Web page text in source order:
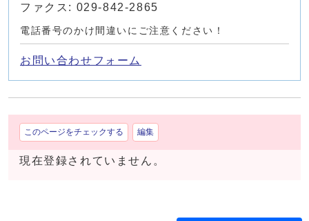
ファクス: 029-842-2865
電話番号のかけ間違いにご注意ください！
お問い合わせフォーム
このページをチェックする 編集
現在登録されていません。